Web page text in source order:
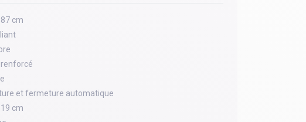
87 cm
et fermeture automatique
19 cm